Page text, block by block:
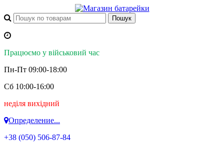
Працюємо у військовий час
Пн-Пт 09:00-18:00
Сб 10:00-16:00
неділя вихідний
Определение...
+38 (050) 506-87-84